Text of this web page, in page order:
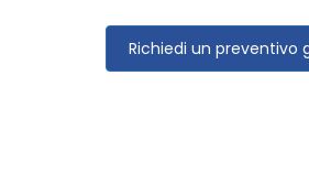
Richiedi un preventivo